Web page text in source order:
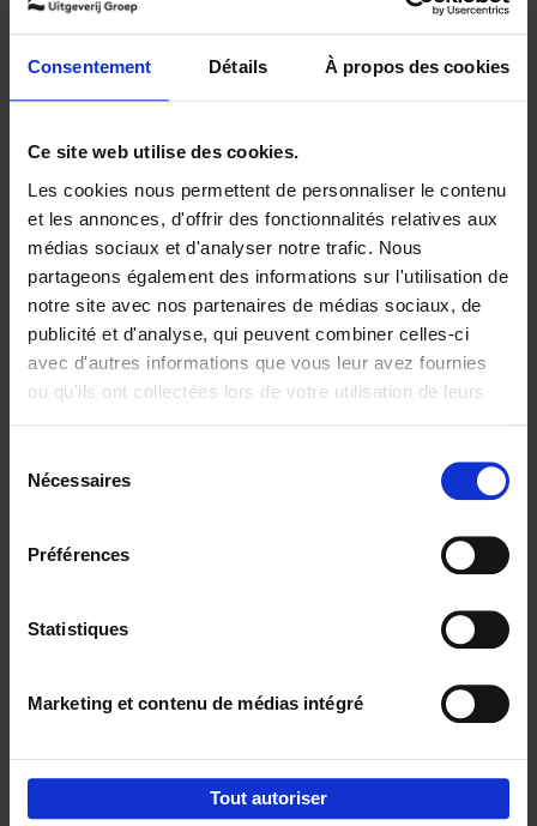
Consentement Détails À propos des cookies
Ce site web utilise des cookies.
Les cookies nous permettent de personnaliser le contenu
et les annonces, d'offrir des fonctionnalités relatives aux
médias sociaux et d'analyser notre trafic. Nous
partageons également des informations sur l'utilisation de
notre site avec nos partenaires de médias sociaux, de
publicité et d'analyse, qui peuvent combiner celles-ci
avec d'autres informations que vous leur avez fournies
ou qu'ils ont collectées lors de votre utilisation de leurs
Nécessaires
Préférences
Statistiques
Marketing et contenu de médias intégré
Tout autoriser
Ajouter au panier
Building Bonds = Building
Business (EN)
Jochen Roef Jozefien De Feyter
Carolien Boom
Couverture souple
2025 200
€29,99
Digital marketing like a PRO -
35,